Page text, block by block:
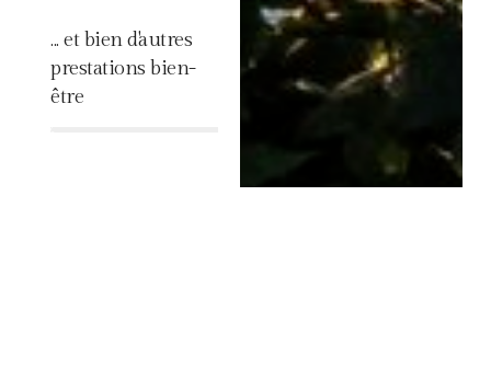
... et bien d'autres
prestations bien-
être